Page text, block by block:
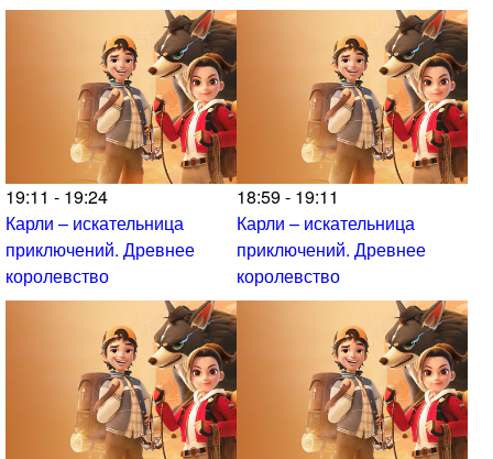
19:11 - 19:24
Карли – искательница
приключений. Древнее
королевство
18:59 - 19:11
Карли – искательница
приключений. Древнее
королевство